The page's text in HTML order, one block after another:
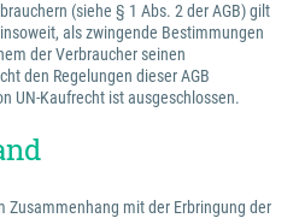
(siehe § 1 Abs. 2 der AGB) gilt
als zwingende Bestimmungen
der Verbraucher seinen
den Regelungen dieser AGB
UN-Kaufrecht ist ausgeschlossen.
Zusammenhang mit der Erbringung der